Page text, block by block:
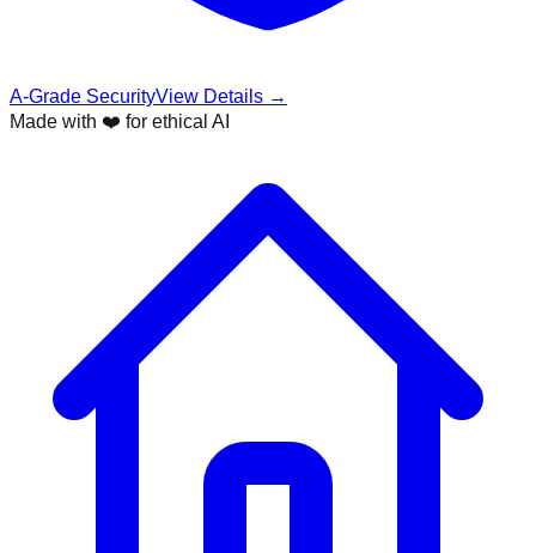
A-Grade SecurityView Details →
Made with ❤️ for ethical AI